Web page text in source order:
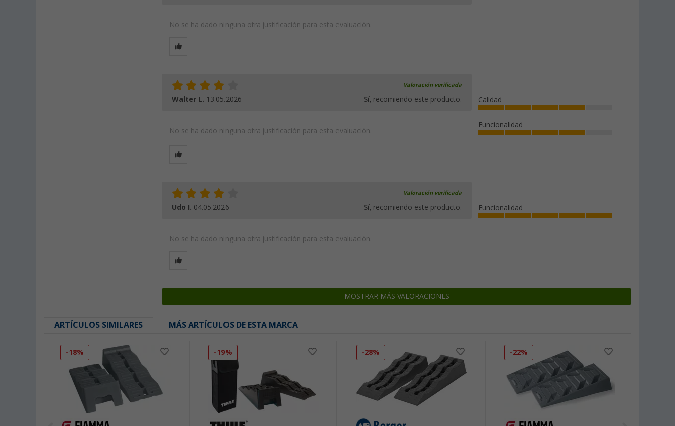
No se ha dado ninguna otra justificación para esta evaluación.
Valoración verificada
Walter L. 13.05.2026 Sí, recomiendo este producto.
No se ha dado ninguna otra justificación para esta evaluación.
Calidad
Funcionalidad
Valoración verificada
Udo I. 04.05.2026 Sí, recomiendo este producto.
No se ha dado ninguna otra justificación para esta evaluación.
Funcionalidad
MOSTRAR MÁS VALORACIONES
ARTÍCULOS SIMILARES MÁS ARTÍCULOS DE ESTA MARCA
-18% -19% -28% -22%